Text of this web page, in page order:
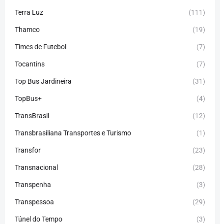
Terra Luz (111)
Thamco (19)
Times de Futebol (7)
Tocantins (7)
Top Bus Jardineira (31)
TopBus+ (4)
TransBrasil (12)
Transbrasiliana Transportes e Turismo (1)
Transfor (23)
Transnacional (28)
Transpenha (3)
Transpessoa (29)
Túnel do Tempo (3)